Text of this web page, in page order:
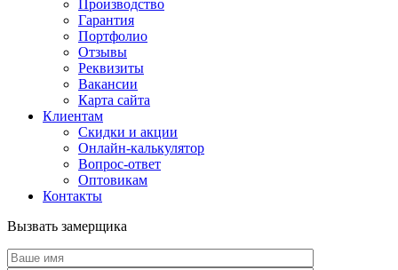
Производство
Гарантия
Портфолио
Отзывы
Реквизиты
Вакансии
Карта сайта
Клиентам
Скидки и акции
Онлайн-калькулятор
Вопрос-ответ
Оптовикам
Контакты
Вызвать замерщика